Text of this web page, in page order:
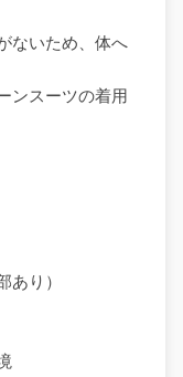
ないため、体へ
ンスーツの着用
あり）